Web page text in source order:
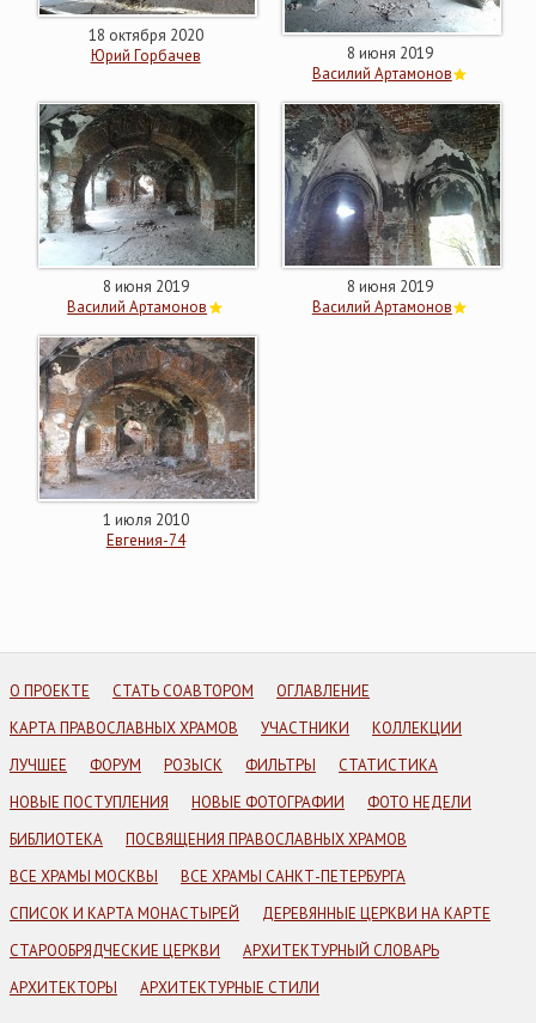
18 октября 2020
Юрий Горбачев
8 июня 2019
Василий Артамонов
8 июня 2019
Василий Артамонов
8 июня 2019
Василий Артамонов
1 июля 2010
Евгения-74
О ПРОЕКТЕ СТАТЬ СОАВТОРОМ
ОГЛАВЛЕНИЕ
КАРТА ПРАВОСЛАВНЫХ ХРАМОВ
УЧАСТНИКИ
КОЛЛЕКЦИИ
ЛУЧШЕЕ
ФОРУМ РОЗЫСК ФИЛЬТРЫ
СТАТИСТИКА
НОВЫЕ ПОСТУПЛЕНИЯ
НОВЫЕ ФОТОГРАФИИ
ФОТО НЕДЕЛИ
БИБЛИОТЕКА
ПОСВЯЩЕНИЯ ПРАВОСЛАВНЫХ ХРАМОВ
ВСЕ ХРАМЫ МОСКВЫ
ВСЕ ХРАМЫ САНКТ-ПЕТЕРБУРГА
СПИСОК И КАРТА МОНАСТЫРЕЙ
ДЕРЕВЯННЫЕ ЦЕРКВИ НА КАРТЕ
СТАРООБРЯДЧЕСКИЕ ЦЕРКВИ
АРХИТЕКТУРНЫЙ СЛОВАРЬ
АРХИТЕКТОРЫ
АРХИТЕКТУРНЫЕ СТИЛИ